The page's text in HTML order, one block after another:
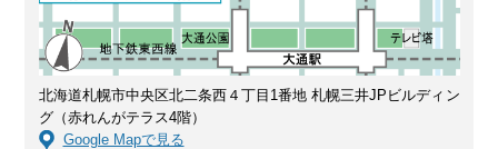
北海道札幌市中央区北二条西４丁目1番地 札幌三井JPビルディン
グ（赤れんがテラス4階）
Google Mapで見る